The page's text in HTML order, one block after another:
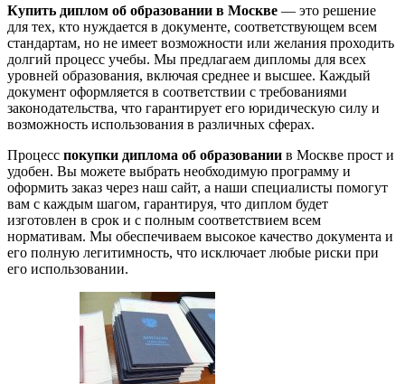
Купить диплом об образовании в Москве — это решение
для тех, кто нуждается в документе, соответствующем всем
стандартам, но не имеет возможности или желания проходить
долгий процесс учебы. Мы предлагаем дипломы для всех
уровней образования, включая среднее и высшее. Каждый
документ оформляется в соответствии с требованиями
законодательства, что гарантирует его юридическую силу и
возможность использования в различных сферах.
Процесс покупки диплома об образовании в Москве прост и
удобен. Вы можете выбрать необходимую программу и
оформить заказ через наш сайт, а наши специалисты помогут
вам с каждым шагом, гарантируя, что диплом будет
изготовлен в срок и с полным соответствием всем
нормативам. Мы обеспечиваем высокое качество документа и
его полную легитимность, что исключает любые риски при
его использовании.